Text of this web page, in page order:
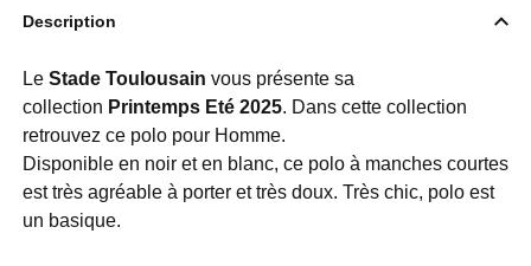
Description
Le Stade Toulousain vous présente sa
collection Printemps Eté 2025. Dans cette collection
retrouvez ce polo pour Homme.
Disponible en noir et en blanc, ce polo à manches courtes
est très agréable à porter et très doux. Très chic, polo est
un basique.